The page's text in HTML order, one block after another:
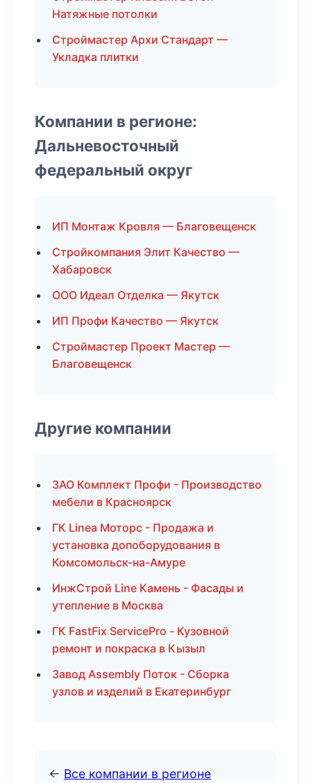
Натяжные потолки
Строймастер Архи Стандарт —
Укладка плитки
Компании в регионе:
Дальневосточный
федеральный округ
ИП Монтаж Кровля — Благовещенск
Стройкомпания Элит Качество —
Хабаровск
ООО Идеал Отделка — Якутск
ИП Профи Качество — Якутск
Строймастер Проект Мастер —
Благовещенск
Другие компании
ЗАО Комплект Профи - Производство
мебели в Красноярск
ГК Linea Моторс - Продажа и
установка допоборудования в
Комсомольск-на-Амуре
ИнжСтрой Line Камень - Фасады и
утепление в Москва
ГК FastFix ServicePro - Кузовной
ремонт и покраска в Кызыл
Завод Assembly Поток - Сборка
узлов и изделий в Екатеринбург
← Все компании в регионе